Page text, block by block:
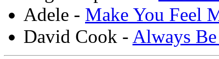
Adele - Make You Feel
David Cook - Always